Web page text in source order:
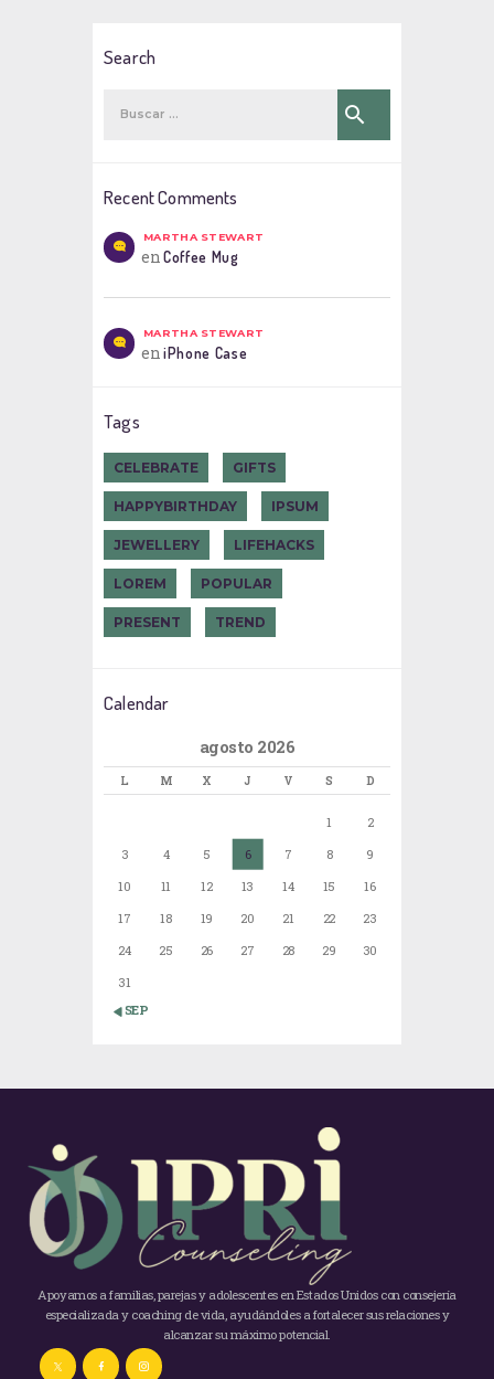
Search
Recent Comments
MARTHA STEWART
enCoffee Mug
MARTHA STEWART
eniPhone Case
Tags
CELEBRATE GIFTS
HAPPYBIRTHDAY IPSUM
JEWELLERY LIFEHACKS
LOREM POPULAR
PRESENT TREND
Calendar
agosto 2026
L M X J V S D
1
2
3
4 5 6 7 8
9
10
11 12 13 14 15
16
17
18 19 20 21 22
23
24
25 26 27 28 29
30
31
« SEP
Apoyamos a familias, parejas y adolescentes en Estados Unidos con consejería
especializada y coaching de vida, ayudándoles a fortalecer sus relaciones y
alcanzar su máximo potencial.